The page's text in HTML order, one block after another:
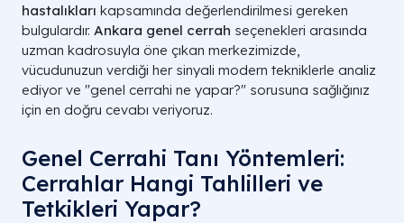
hastalıkları kapsamında değerlendirilmesi gereken
bulgulardır. Ankara genel cerrah seçenekleri arasında
uzman kadrosuyla öne çıkan merkezimizde,
vücudunuzun verdiği her sinyali modern tekniklerle analiz
ediyor ve "genel cerrahi ne yapar?" sorusuna sağlığınız
için en doğru cevabı veriyoruz.
Genel Cerrahi Tanı Yöntemleri:
Cerrahlar Hangi Tahlilleri ve
Tetkikleri Yapar?